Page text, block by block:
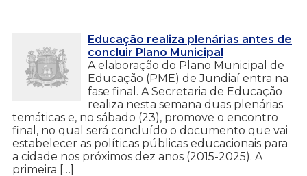
Educação realiza plenárias antes de
concluir Plano Municipal
A elaboração do Plano Municipal de
Educação (PME) de Jundiaí entra na
fase final. A Secretaria de Educação
realiza nesta semana duas plenárias
temáticas e, no sábado (23), promove o encontro
final, no qual será concluído o documento que vai
estabelecer as políticas públicas educacionais para
a cidade nos próximos dez anos (2015-2025). A
primeira […]